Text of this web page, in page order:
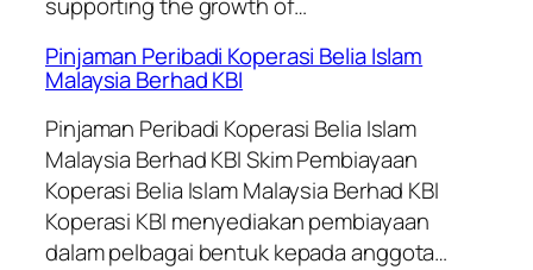
Pinjaman Peribadi Koperasi Belia Islam
Malaysia Berhad KBI
Pinjaman Peribadi Koperasi Belia Islam
Malaysia Berhad KBI Skim Pembiayaan
Koperasi Belia Islam Malaysia Berhad KBI
Koperasi KBI menyediakan pembiayaan
dalam pelbagai bentuk kepada anggota…